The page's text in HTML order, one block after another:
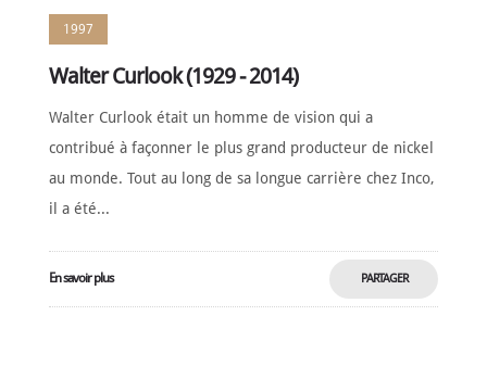
1997
Walter Curlook (1929 - 2014)
Walter Curlook était un homme de vision qui a
contribué à façonner le plus grand producteur de nickel
au monde. Tout au long de sa longue carrière chez Inco,
il a été...
En savoir plus PARTAGER